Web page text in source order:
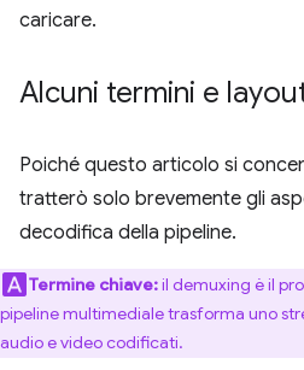
caricare.
Alcuni termini e
Poiché questo articolo si
tratterò solo brevemente gli
decodifica della pipeline.
Termine chiave:il demuxing è il
pipeline multimediale trasforma uno
audio e video codificati.